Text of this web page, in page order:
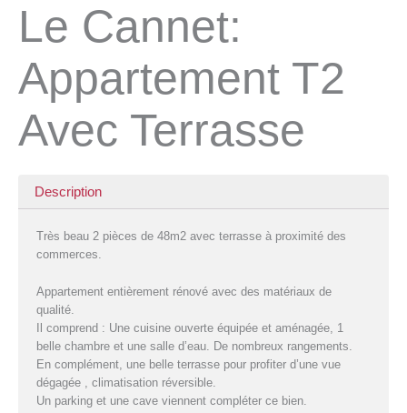
Le Cannet:
Appartement T2
Avec Terrasse
Description
Très beau 2 pièces de 48m2 avec terrasse à proximité des
commerces.
Appartement entièrement rénové avec des matériaux de
qualité.
Il comprend : Une cuisine ouverte équipée et aménagée, 1
belle chambre et une salle d’eau. De nombreux rangements.
En complément, une belle terrasse pour profiter d’une vue
dégagée , climatisation réversible.
Un parking et une cave viennent compléter ce bien.